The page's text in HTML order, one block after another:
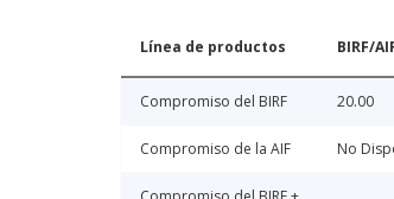
Línea de productos BIRF/
Compromiso del BIRF 20.00
Compromiso de la AIF No